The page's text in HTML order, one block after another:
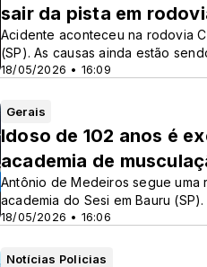
18/05/2026 • 16:09
sair da pista em
Acidente aconteceu na rodovia
(SP). As causas ainda estão
Gerais
18/05/2026 • 16:06
Idoso de 102 anos é
academia de
Antônio de Medeiros segue uma
academia do Sesi em Bauru (SP).
Notícias Policias